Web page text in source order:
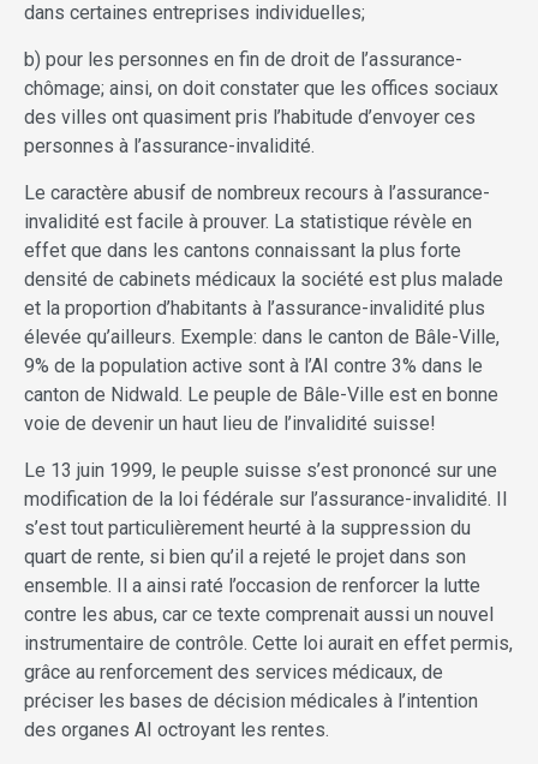
dans certaines entreprises individuelles;
b) pour les personnes en fin de droit de l’assurance-
chômage; ainsi, on doit constater que les offices sociaux
des villes ont quasiment pris l’habitude d’envoyer ces
personnes à l’assurance-invalidité.
Le caractère abusif de nombreux recours à l’assurance-
invalidité est facile à prouver. La statistique révèle en
effet que dans les cantons connaissant la plus forte
densité de cabinets médicaux la société est plus malade
et la proportion d’habitants à l’assurance-invalidité plus
élevée qu’ailleurs. Exemple: dans le canton de Bâle-Ville,
9% de la population active sont à l’AI contre 3% dans le
canton de Nidwald. Le peuple de Bâle-Ville est en bonne
voie de devenir un haut lieu de l’invalidité suisse!
Le 13 juin 1999, le peuple suisse s’est prononcé sur une
modification de la loi fédérale sur l’assurance-invalidité. Il
s’est tout particulièrement heurté à la suppression du
quart de rente, si bien qu’il a rejeté le projet dans son
ensemble. Il a ainsi raté l’occasion de renforcer la lutte
contre les abus, car ce texte comprenait aussi un nouvel
instrumentaire de contrôle. Cette loi aurait en effet permis,
grâce au renforcement des services médicaux, de
préciser les bases de décision médicales à l’intention
des organes AI octroyant les rentes.